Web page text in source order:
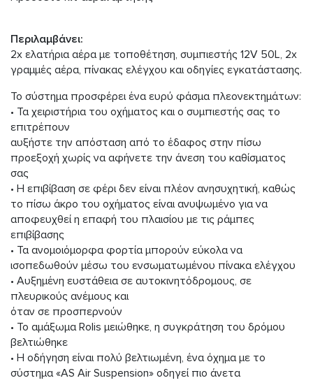
Περιλαμβάνει:
2x ελατήρια αέρα με τοποθέτηση, συμπιεστής 12V 50L, 2x
γραμμές αέρα, πίνακας ελέγχου και οδηγίες εγκατάστασης.
Το σύστημα προσφέρει ένα ευρύ φάσμα πλεονεκτημάτων:
• Τα χειριστήρια του οχήματος και ο συμπιεστής σας το
επιτρέπουν
αυξήστε την απόσταση από το έδαφος στην πίσω
προεξοχή χωρίς να αφήνετε την άνεση του καθίσματος
σας
• Η επιβίβαση σε φέρι δεν είναι πλέον ανησυχητική, καθώς
το πίσω άκρο του οχήματος είναι ανυψωμένο για να
αποφευχθεί η επαφή του πλαισίου με τις ράμπες
επιβίβασης
• Τα ανομοιόμορφα φορτία μπορούν εύκολα να
ισοπεδωθούν μέσω του ενσωματωμένου πίνακα ελέγχου
• Αυξημένη ευστάθεια σε αυτοκινητόδρομους, σε
πλευρικούς ανέμους και
όταν σε προσπερνούν
• Το αμάξωμα Rolis μειώθηκε, η συγκράτηση του δρόμου
βελτιώθηκε
• Η οδήγηση είναι πολύ βελτιωμένη, ένα όχημα με το
σύστημα «AS Air Suspension» οδηγεί πιο άνετα